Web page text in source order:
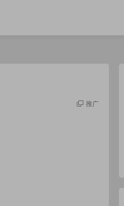
推广